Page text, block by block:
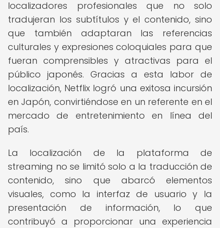
localizadores profesionales que no solo
tradujeran los subtítulos y el contenido, sino
que también adaptaran las referencias
culturales y expresiones coloquiales para que
fueran comprensibles y atractivas para el
público japonés. Gracias a esta labor de
localización, Netflix logró una exitosa incursión
en Japón, convirtiéndose en un referente en el
mercado de entretenimiento en línea del
país.
La localización de la plataforma de
streaming no se limitó solo a la traducción de
contenido, sino que abarcó elementos
visuales, como la interfaz de usuario y la
presentación de información, lo que
contribuyó a proporcionar una experiencia